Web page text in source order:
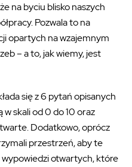
nabyciu blisko naszych
Pozwala to na
opartych na wzajemnym
–a to,jak wiemy, jest
się z 6 pytań opisanych
w skali od 0 do 10 oraz
Dodatkowo, oprócz
przestrzeń, aby te
otwartych, które